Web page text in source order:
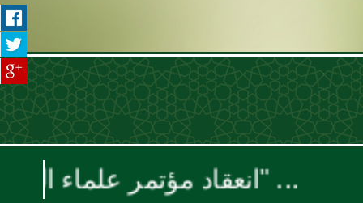
انعقاد مؤتمر علماء اليمن السنوي بعنوان "موقف علماء الأمة تجاه حرب الإبادة والتجويع في غزة ومخطط إسرائيل الكبرى"